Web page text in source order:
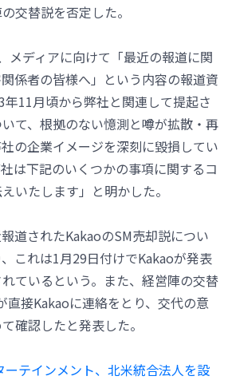
交替説を否定した。
メディアに向けて「最近の報道に関
係者の皆様へ」という内容の報道資
11月頃から弊社と関連して提起さ
て、根拠のない憶測と噂が拡散・再
の企業イメージを深刻に毀損してい
は下記のいくつかの事項に関するコ
いたします」と明かした。
道されたKakaoのSM売却説につい
これは1月29日付けでKakaoが発表
ているという。また、経営陣の交替
直接Kakaoに連絡をとり、交代の意
確認したと発表した。
ーテインメント、北米統合法人を設